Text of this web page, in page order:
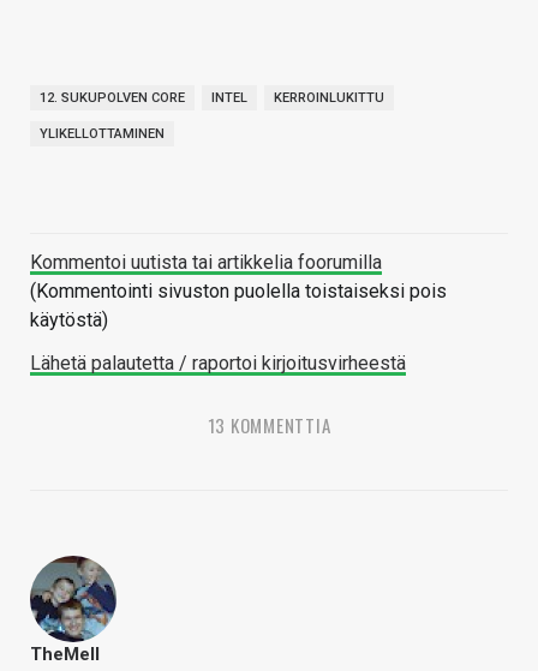
12. SUKUPOLVEN CORE INTEL KERROINLUKITTU
YLIKELLOTTAMINEN
Kommentoi uutista tai artikkelia foorumilla
(Kommentointi sivuston puolella toistaiseksi pois
käytöstä)
Lähetä palautetta / raportoi kirjoitusvirheestä
13 KOMMENTTIA
TheMeII